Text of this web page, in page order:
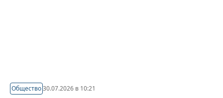
Общество30.07.2026 в 10:21